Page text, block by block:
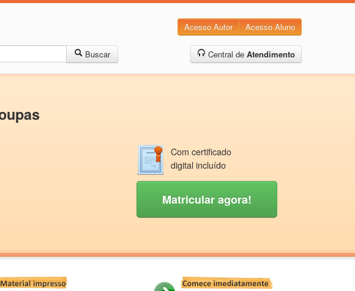
Acesso Autor Acesso Aluno
Buscar Central de Atendimento
Com certificado
digital incluído
Matricular agora!